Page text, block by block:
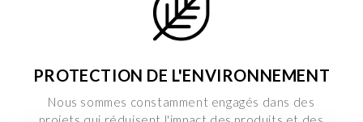
PROTECTION DE L'ENVIRONNEMENT
Nous sommes constamment engagés dans des